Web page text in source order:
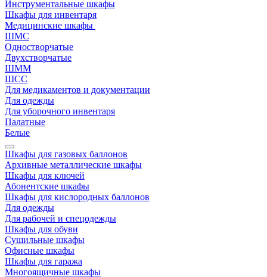
Инструментальные шкафы
Шкафы для инвентаря
Медицинские шкафы
ШМС
Одностворчатые
Двухстворчатые
ШММ
ШСС
Для медикаментов и документации
Для одежды
Для уборочного инвентаря
Палатные
Белые
Шкафы для газовых баллонов
Архивные металлические шкафы
Шкафы для ключей
Абонентские шкафы
Шкафы для кислородных баллонов
Для одежды
Для рабочей и спецодежды
Шкафы для обуви
Сушильные шкафы
Офисные шкафы
Шкафы для гаража
Многоящичные шкафы